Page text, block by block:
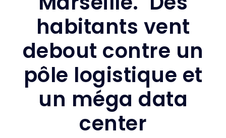
habitants vent
debout contre un
pôle logistique et
un méga data
center